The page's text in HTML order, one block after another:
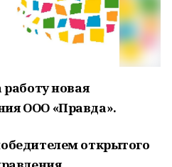
новая
ООО «Правда».
открытого